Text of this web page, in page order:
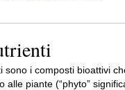
sono i composti bioattivi
alle piante (“phyto”